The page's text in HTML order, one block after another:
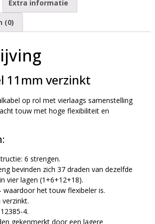
Extra informatie
(0)
11mm verzinkt
op rol met vierlaags samenstelling
touw met hoge flexibiliteit en
6 strengen.
bevinden zich 37 draden van dezelfde
vier lagen (1+6+12+18).
waardoor het touw flexibeler is.
verzinkt.
4.
gekenmerkt door een lagere